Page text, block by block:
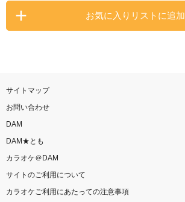
お気に入りリストに追加
サイトマップ
お問い合わせ
DAM
DAM★とも
カラオケ＠DAM
サイトのご利用について
カラオケご利用にあたっての注意事項